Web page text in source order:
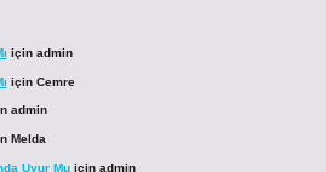
için admin
için Cemre
admin
Melda
Uyur Muiçin admin